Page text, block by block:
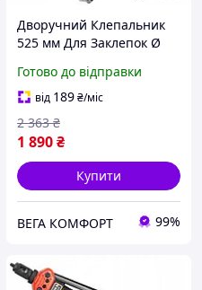
Дворучний Клепальник
525 мм Для Заклепок Ø
(YT-3610)
Готово до відправки
від 189₴/міс
1 890₴
2 363 ₴
Купити
ВЕГА КОМФОРТ 99%